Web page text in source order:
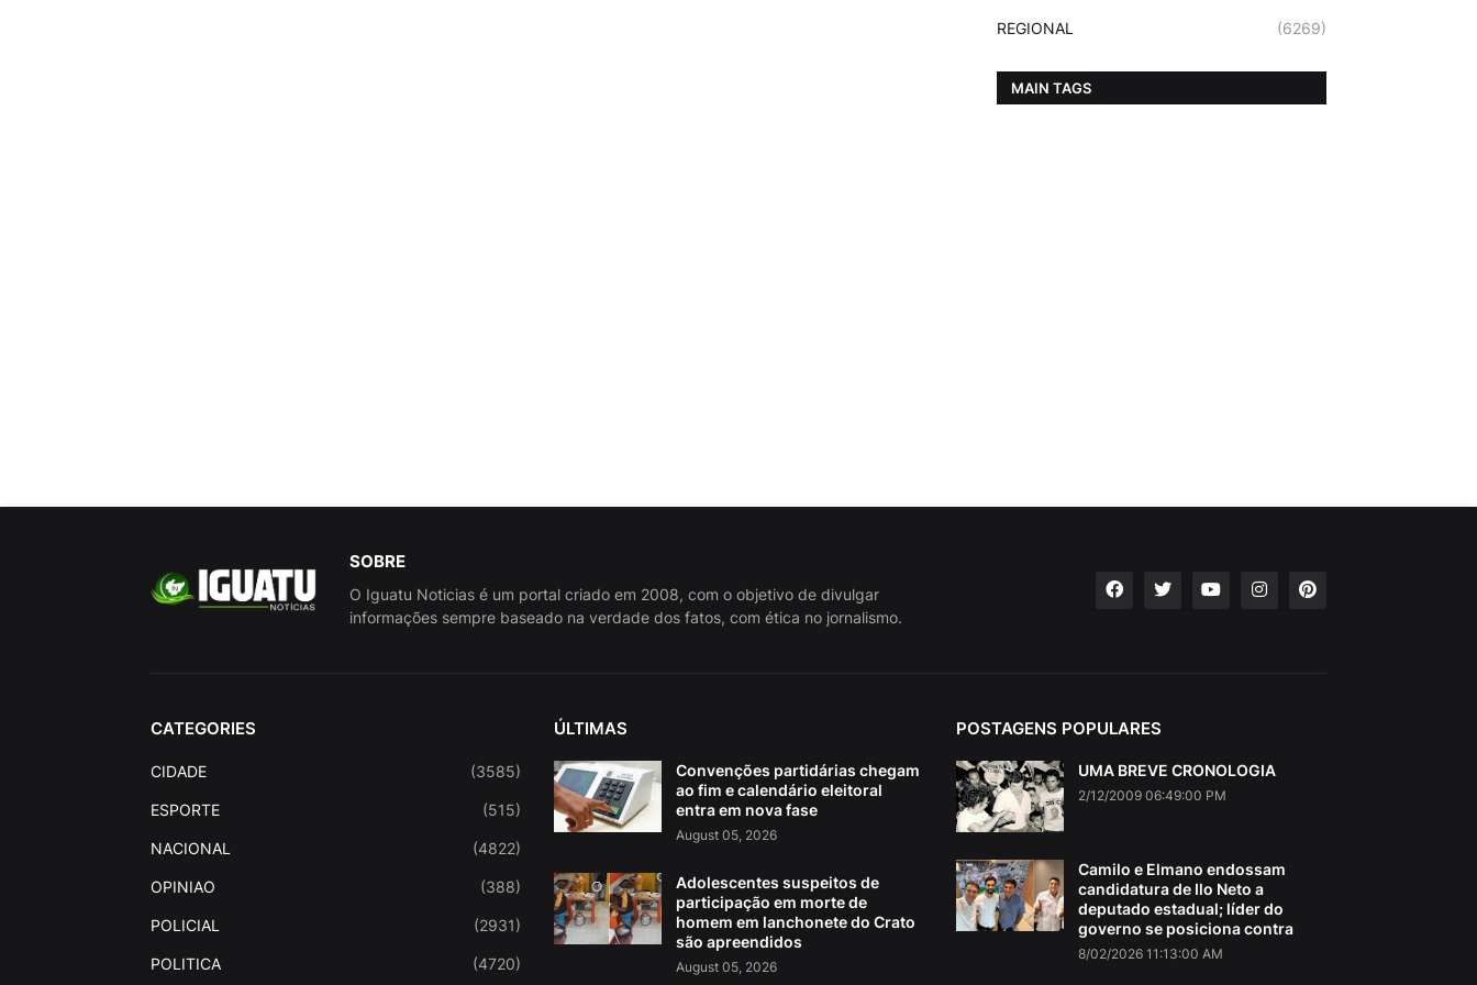
REGIONAL (6269)
MAIN TAGS
SOBRE
O Iguatu Noticias é um portal criado em 2008, com o objetivo de divulgar
informações sempre baseado na verdade dos fatos, com ética no jornalismo.
CATEGORIES
CIDADE (3585)
ESPORTE (515)
NACIONAL (4822)
OPINIAO (388)
POLICIAL (2931)
POLITICA (4720)
ÚLTIMAS
Convenções partidárias chegam
ao fim e calendário eleitoral
entra em nova fase
August 05, 2026
Adolescentes suspeitos de
participação em morte de
homem em lanchonete do Crato
são apreendidos
August 05, 2026
POSTAGENS POPULARES
UMA BREVE CRONOLOGIA
2/12/2009 06:49:00 PM
Camilo e Elmano endossam
candidatura de Ilo Neto a
deputado estadual; líder do
governo se posiciona contra
8/02/2026 11:13:00 AM